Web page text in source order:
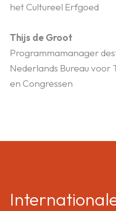
het Cultureel Erfgoed
Thijs de Groot
Programmamanager
Nederlands Bureau voor
en Congressen